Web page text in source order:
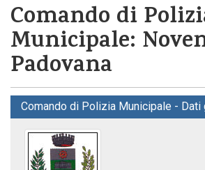
Comando di
Municipale:
Padovana
Comando di Polizia Municipale - Dati